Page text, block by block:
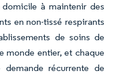
à maintenir des
en non-tissé respirants
de soins de
monde entier, et chaque
récurrente de